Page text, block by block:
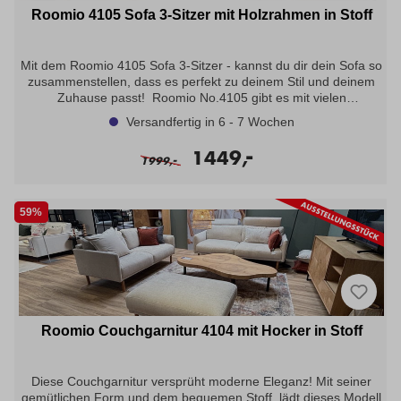
Roomio 4105 Sofa 3-Sitzer mit Holzrahmen in Stoff
Mit dem Roomio 4105 Sofa 3-Sitzer - kannst du dir dein Sofa so
zusammenstellen, dass es perfekt zu deinem Stil und deinem
Zuhause passt! Roomio No.4105 gibt es mit vielen
verschiedenen Bezugsstoffen in unterschiedlichen Haptiken
sowie in zahlreichen hellen und dunklen Farbtönen. Als Zubehör
die optimal mit deinem neuen Lieblingssofa
Kaltschaum, Holzrahmen eiche geölt, in Stoff Shaun white -
Stoffgruppe 8-
Versandfertig in 6 - 7 Wochen
1999,
- 1449,
-
59%
Roomio Couchgarnitur 4104 mit Hocker in Stoff
Diese Couchgarnitur versprüht moderne Eleganz! Mit seiner
gemütlichen Form und dem bequemen Stoff, lädt dieses Modell